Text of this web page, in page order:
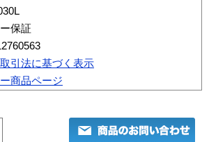
保証
引法に基づく表示
商品ページ